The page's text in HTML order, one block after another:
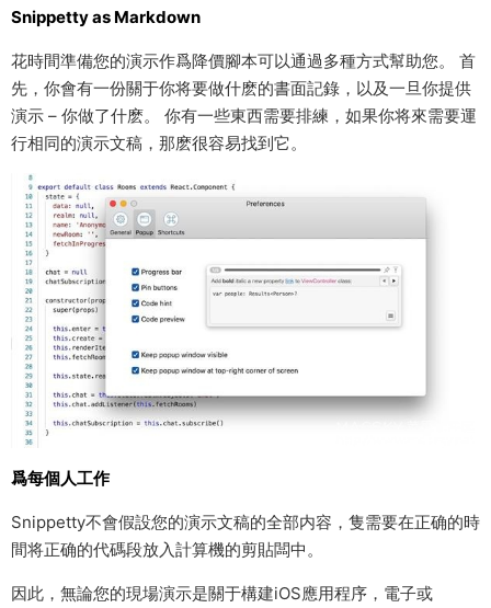
Snippetty as Markdown
花時間準備您的演示作爲降價腳本可以通過多種方式幫助您。 首
先，你會有一份關于你将要做什麽的書面記錄，以及一旦你提供
演示 – 你做了什麽。 你有一些東西需要排練，如果你将來需要運
行相同的演示文稿，那麽很容易找到它。
爲每個人工作
Snippetty不會假設您的演示文稿的全部内容，隻需要在正确的時
間将正确的代碼段放入計算機的剪貼闆中。
因此，無論您的現場演示是關于構建iOS應用程序，電子或